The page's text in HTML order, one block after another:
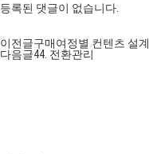
등록된 댓글이 없습니다.
이전글구매여정별 컨텐츠 설계
다음글44. 전환관리